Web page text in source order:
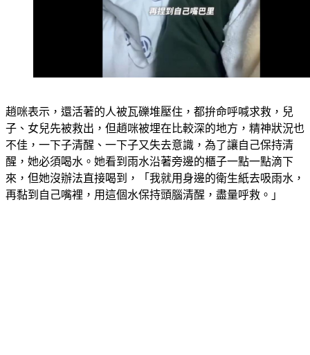
趙咪表示，還活著的人被瓦礫堆壓住，都拚命呼喊求救，兒
子、女兒先被救出，但趙咪被埋在比較深的地方，精神狀況也
不佳，一下子清醒、一下子又失去意識，為了讓自己保持清
醒，她必須喝水。她看到雨水沿著旁邊的櫃子一點一點滴下
來，但她沒辦法直接喝到，「我就用身邊的衛生紙去吸雨水，
再黏到自己嘴裡，用這個水保持頭腦清醒，盡量呼救。」